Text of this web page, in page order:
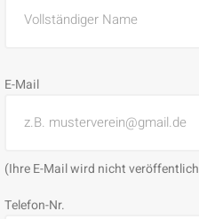
E-Mail
(Ihre E-Mail wird nicht
Telefon-Nr.